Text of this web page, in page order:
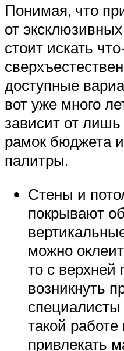
Меню
Понимая, что
от
стоит искать
доступные
вот уже много
зависит от лишь
рамок бюджета
палитры.
Стены и
покрывают
можно
то с верхней
возникнуть
такой работе
привлекать